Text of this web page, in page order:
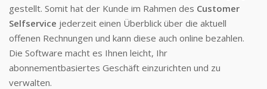
gestellt. Somit hat der Kunde im Rahmen des Customer
Selfservice jederzeit einen Überblick über die aktuell
offenen Rechnungen und kann diese auch online bezahlen.
Die Software macht es Ihnen leicht, Ihr
abonnementbasiertes Geschäft einzurichten und zu
verwalten.